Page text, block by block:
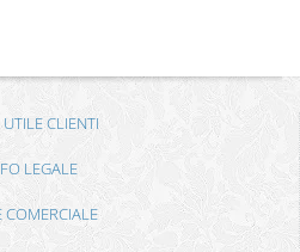
CLIENTI
LEGALE
COMERCIALE